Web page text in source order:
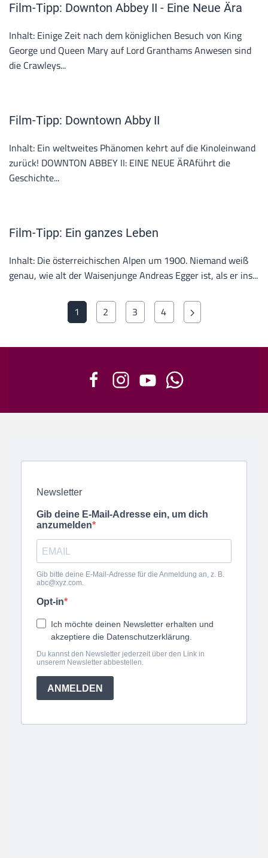
Film-Tipp: Downton Abbey II - Eine Neue Ära
Inhalt: Einige Zeit nach dem königlichen Besuch von King
George und Queen Mary auf Lord Granthams Anwesen sind
die Crawleys...
Film-Tipp: Downtown Abby II
Inhalt: Ein weltweites Phänomen kehrt auf die Kinoleinwand
zurück! DOWNTON ABBEY II: EINE NEUE ÄRAführt die
Geschichte...
Film-Tipp: Ein ganzes Leben
Inhalt: Die österreichischen Alpen um 1900. Niemand weiß
genau, wie alt der Waisenjunge Andreas Egger ist, als er ins...
1 2 3 4